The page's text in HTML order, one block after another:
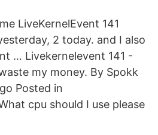
LiveKernelEvent 141
2 today. and I also
… Livekernelevent 141 -
my money. By Spokk
Posted in
cpu should I use please